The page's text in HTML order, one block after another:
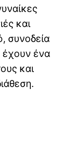
και
συνοδεία
έχουν ένα
και